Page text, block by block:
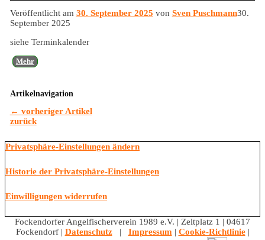
Veröffentlicht am 30. September 2025 von Sven Puschmann30.
September 2025
siehe Terminkalender
Mehr
Artikelnavigation
← vorheriger Artikel
zurück
Privatsphäre-Einstellungen ändern
Historie der Privatsphäre-Einstellungen
Einwilligungen widerrufen
Fockendorfer Angelfischerverein 1989 e.V. | Zeltplatz 1 | 04617
Fockendorf | Datenschutz| Impressum| Cookie-Richtlinie|